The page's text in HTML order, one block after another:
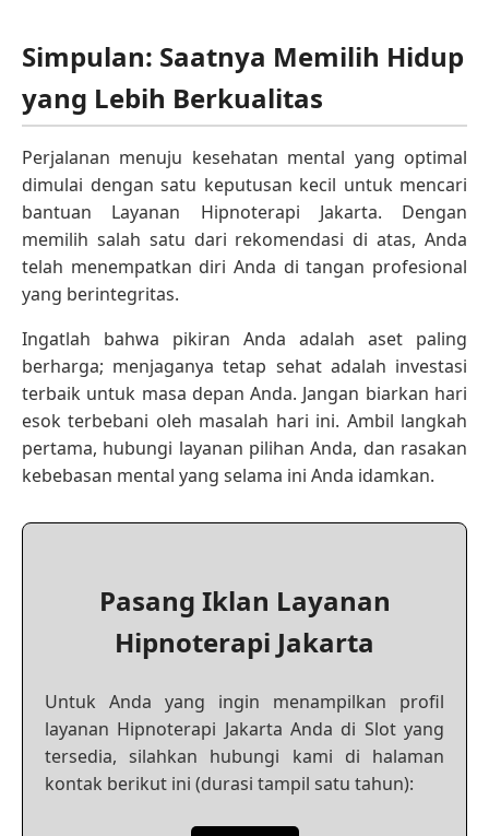
Simpulan: Saatnya Memilih Hidup
yang Lebih Berkualitas
Perjalanan menuju kesehatan mental yang optimal
dimulai dengan satu keputusan kecil untuk mencari
bantuan Layanan Hipnoterapi Jakarta. Dengan
memilih salah satu dari rekomendasi di atas, Anda
telah menempatkan diri Anda di tangan profesional
yang berintegritas.
Ingatlah bahwa pikiran Anda adalah aset paling
berharga; menjaganya tetap sehat adalah investasi
terbaik untuk masa depan Anda. Jangan biarkan hari
esok terbebani oleh masalah hari ini. Ambil langkah
pertama, hubungi layanan pilihan Anda, dan rasakan
kebebasan mental yang selama ini Anda idamkan.
Pasang Iklan Layanan
Hipnoterapi Jakarta
Untuk Anda yang ingin menampilkan profil
layanan Hipnoterapi Jakarta Anda di Slot yang
tersedia, silahkan hubungi kami di halaman
kontak berikut ini (durasi tampil satu tahun):